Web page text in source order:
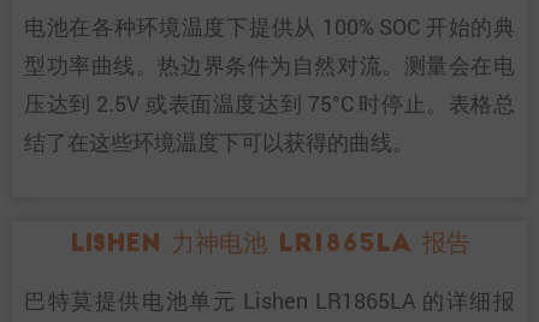
电池在各种环境温度下提供从 100% SOC 开始的典
型功率曲线。热边界条件为自然对流。测量会在电
压达到 2.5V 或表面温度达到 75°C 时停止。表格总
结了在这些环境温度下可以获得的曲线。
Lishen 力神电池 LR1865LA 报告
巴特莫提供电池单元 Lishen LR1865LA 的详细报